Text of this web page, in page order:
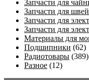
Запчасти для
Запчасти для
Запчасти для
Запчасти для
Материалы для
Подшипники (62)
Радиотовары (389)
Разное (12)